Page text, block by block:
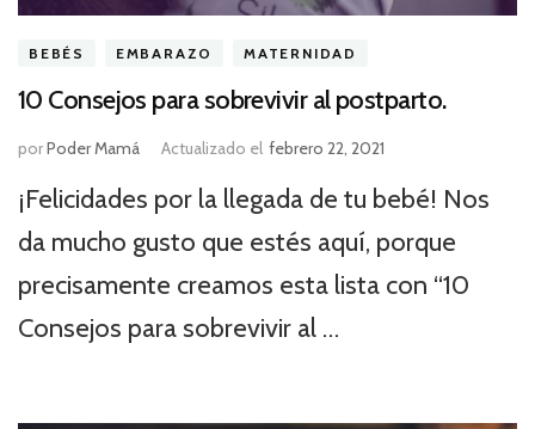
BEBÉS EMBARAZO MATERNIDAD
10 Consejos para sobrevivir al postparto.
porPoder Mamá Actualizado el febrero 22, 2021
¡Felicidades por la llegada de tu bebé! Nos
da mucho gusto que estés aquí, porque
precisamente creamos esta lista con “10
Consejos para sobrevivir al …